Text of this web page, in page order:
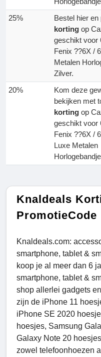
25%
Bestel hier en
korting op
geschikt voor
Fenix ??6X /
Metalen
Zilver.
20%
Kom deze
bekijken met
korting op
geschikt voor
Fenix ??6X /
Luxe Metalen
Knaldeals
PromotieCode
Knaldeals.com:
smartphone, tablet &
koop je al meer dan 6
smartphone, tablet &
shop allerlei gadgets
zijn de iPhone 11
iPhone SE 2020
hoesjes, Samsung
Galaxy Note 20
zowel telefoonhoezen